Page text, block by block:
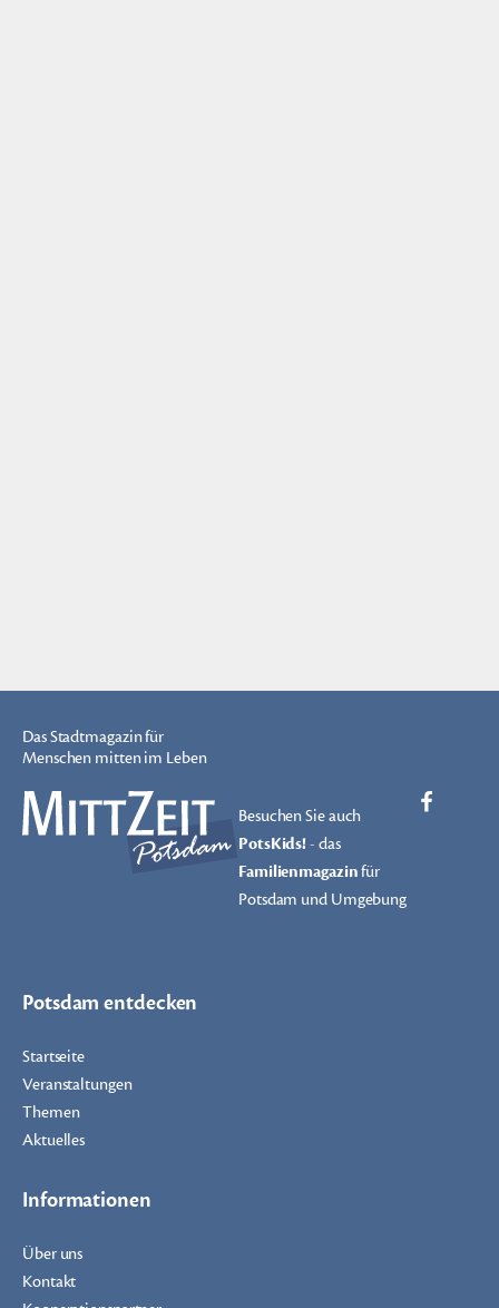
Das Stadtmagazin für
Menschen mitten im Leben
Besuchen Sie auch
PotsKids!- das
Familienmagazinfür
Potsdam und Umgebung
Potsdam entdecken
Startseite
Veranstaltungen
Themen
Aktuelles
Informationen
Über uns
Kontakt